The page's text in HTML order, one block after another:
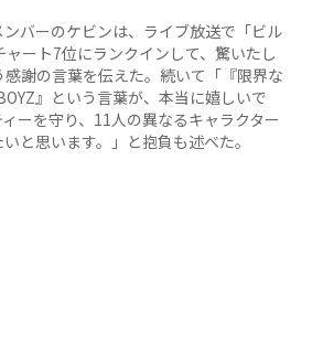
ンバーのケビンは、ライブ放送で「ビル
ート7位にランクインして、驚いたし
謝の言葉を伝えた。続いて「『限界な
』という言葉が、本当に嬉しいで
ーを守り、11人の異なるキャラクター
と思います。」と抱負も述べた。